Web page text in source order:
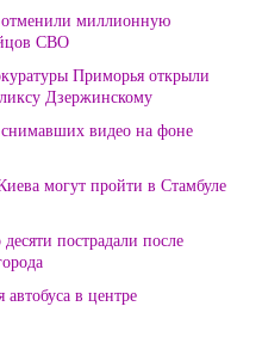
миллионную
СВО
Приморья открыли
Дзержинскому
видео на фоне
могут пройти в Стамбуле
пострадали после
в центре